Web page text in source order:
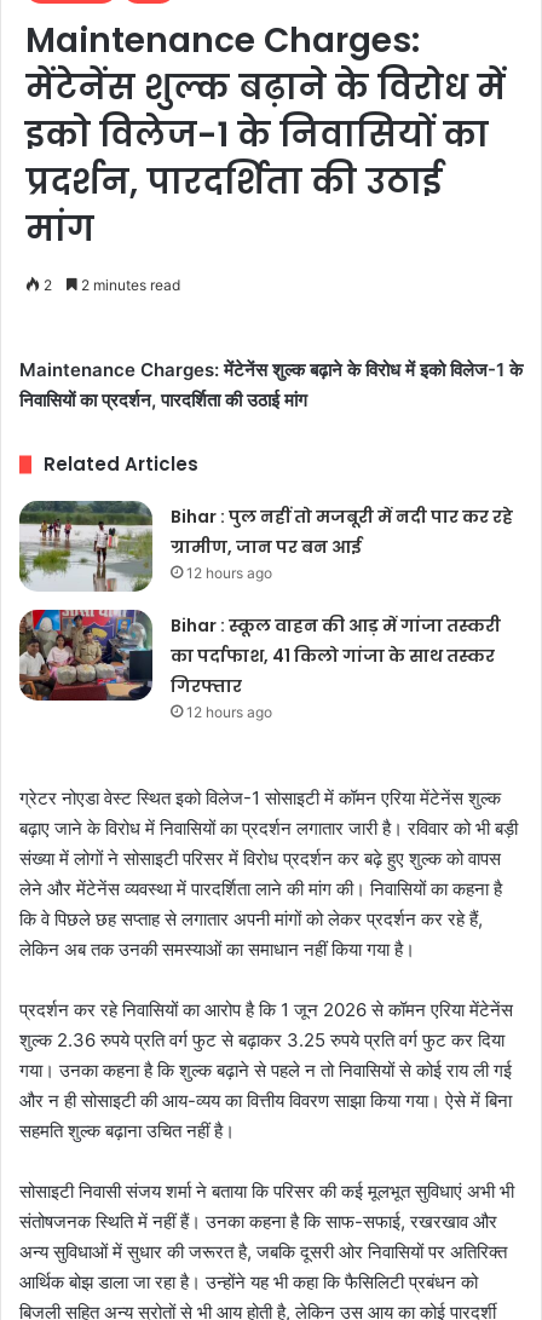
Maintenance Charges:
मेंटेनेंस शुल्क बढ़ाने के विरोध में
इको विलेज-1 के निवासियों का
प्रदर्शन, पारदर्शिता की उठाई
मांग
2 2 minutes read
Maintenance Charges: मेंटेनेंस शुल्क बढ़ाने के विरोध में इको विलेज-1 के
निवासियों का प्रदर्शन, पारदर्शिता की उठाई मांग
Related Articles
Bihar : पुल नहीं तो मजबूरी में नदी पार कर रहे
ग्रामीण, जान पर बन आई
12 hours ago
Bihar : स्कूल वाहन की आड़ में गांजा तस्करी
का पर्दाफाश, 41 किलो गांजा के साथ तस्कर
गिरफ्तार
12 hours ago
ग्रेटर नोएडा वेस्ट स्थित इको विलेज-1 सोसाइटी में कॉमन एरिया मेंटेनेंस शुल्क
बढ़ाए जाने के विरोध में निवासियों का प्रदर्शन लगातार जारी है। रविवार को भी बड़ी
संख्या में लोगों ने सोसाइटी परिसर में विरोध प्रदर्शन कर बढ़े हुए शुल्क को वापस
लेने और मेंटेनेंस व्यवस्था में पारदर्शिता लाने की मांग की। निवासियों का कहना है
कि वे पिछले छह सप्ताह से लगातार अपनी मांगों को लेकर प्रदर्शन कर रहे हैं,
लेकिन अब तक उनकी समस्याओं का समाधान नहीं किया गया है।
प्रदर्शन कर रहे निवासियों का आरोप है कि 1 जून 2026 से कॉमन एरिया मेंटेनेंस
शुल्क 2.36 रुपये प्रति वर्ग फुट से बढ़ाकर 3.25 रुपये प्रति वर्ग फुट कर दिया
गया। उनका कहना है कि शुल्क बढ़ाने से पहले न तो निवासियों से कोई राय ली गई
और न ही सोसाइटी की आय-व्यय का वित्तीय विवरण साझा किया गया। ऐसे में बिना
सहमति शुल्क बढ़ाना उचित नहीं है।
सोसाइटी निवासी संजय शर्मा ने बताया कि परिसर की कई मूलभूत सुविधाएं अभी भी
संतोषजनक स्थिति में नहीं हैं। उनका कहना है कि साफ-सफाई, रखरखाव और
अन्य सुविधाओं में सुधार की जरूरत है, जबकि दूसरी ओर निवासियों पर अतिरिक्त
आर्थिक बोझ डाला जा रहा है। उन्होंने यह भी कहा कि फैसिलिटी प्रबंधन को
बिजली सहित अन्य स्रोतों से भी आय होती है, लेकिन उस आय का कोई पारदर्शी